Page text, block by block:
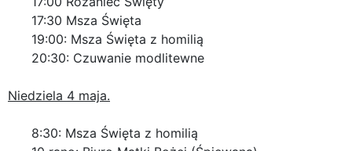
17:30 Msza Święta
19:00: Msza Święta z homilią
20:30: Czuwanie modlitewne
Niedziela 4 maja.
8:30: Msza Święta z homilią